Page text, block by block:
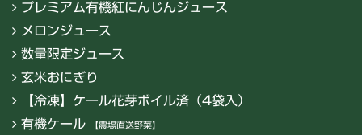
プレミアム有機紅にんじんジュース
メロンジュース
数量限定ジュース
玄米おにぎり
【冷凍】ケール花芽ボイル済（4袋入）
有機ケール
【農場直送野菜】